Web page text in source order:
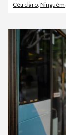
Céu claro Ninguém